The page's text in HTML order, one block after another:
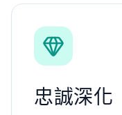
忠誠深化